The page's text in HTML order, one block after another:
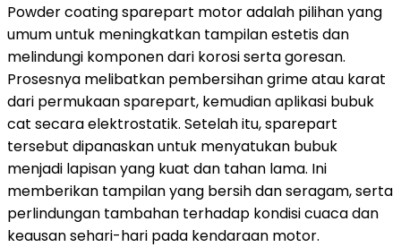
Powder coating sparepart motor adalah pilihan yang
umum untuk meningkatkan tampilan estetis dan
melindungi komponen dari korosi serta goresan.
Prosesnya melibatkan pembersihan grime atau karat
dari permukaan sparepart, kemudian aplikasi bubuk
cat secara elektrostatik. Setelah itu, sparepart
tersebut dipanaskan untuk menyatukan bubuk
menjadi lapisan yang kuat dan tahan lama. Ini
memberikan tampilan yang bersih dan seragam, serta
perlindungan tambahan terhadap kondisi cuaca dan
keausan sehari-hari pada kendaraan motor.